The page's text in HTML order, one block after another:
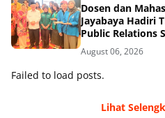
Dosen dan
Jayabaya Hadiri
Public Relations
August 06, 2026
Failed to load posts.
Lihat